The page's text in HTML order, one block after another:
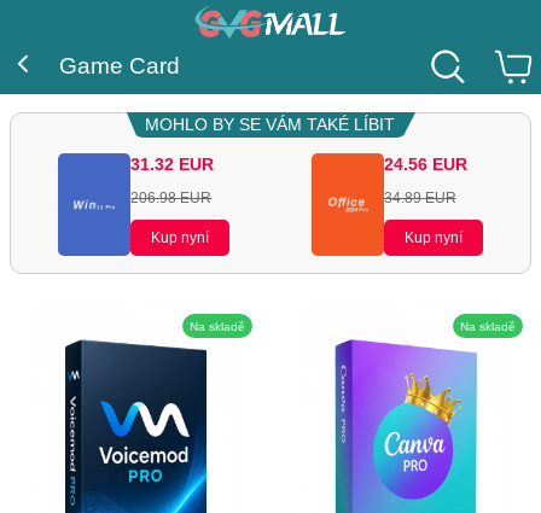
Game Card
MOHLO BY SE VÁM TAKÉ LÍBIT
31.32 EUR
206.98 EUR
Kup nyní
24.56 EUR
34.89 EUR
Kup nyní
Na skladě Na skladě